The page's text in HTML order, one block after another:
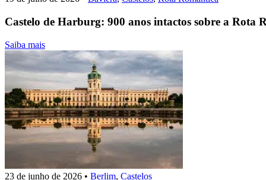
Castelo de Harburg: 900 anos intactos sobre a Rota
Saiba mais
23 de junho de 2026 • Berlim, Castelos